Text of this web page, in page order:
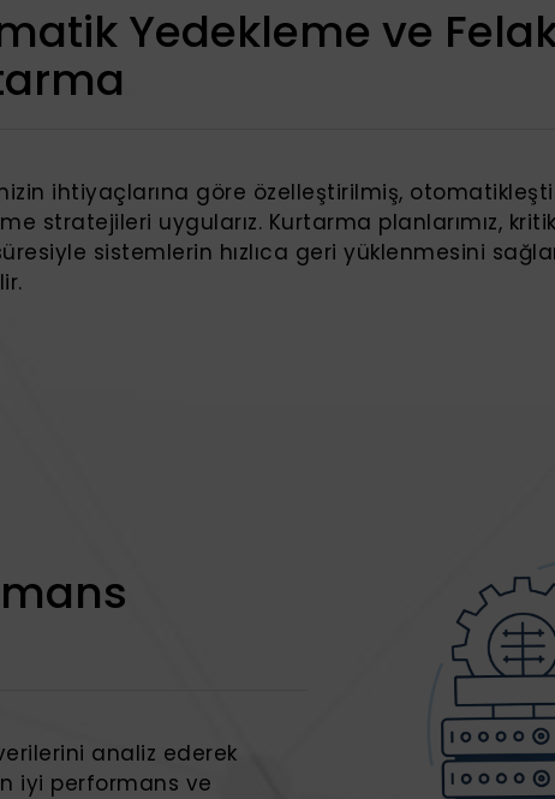
Yedekleme ve
ihtiyaçlarına göre özelleştirilmiş,
stratejileri uygularız. Kurtarma planlarımız,
sistemlerin hızlıca geri yüklenmesini
analiz ederek
iyi performans ve